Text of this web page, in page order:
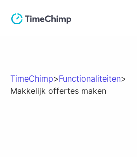
TimeChimp>Functionaliteiten>
Makkelijk offertes maken